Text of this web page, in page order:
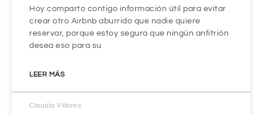
Hoy comparto contigo información útil para evitar
crear otro Airbnb aburrido que nadie quiere
reservar, porque estoy segura que ningún anfitrión
desea eso para su
LEER MÁS
Claudia Villares